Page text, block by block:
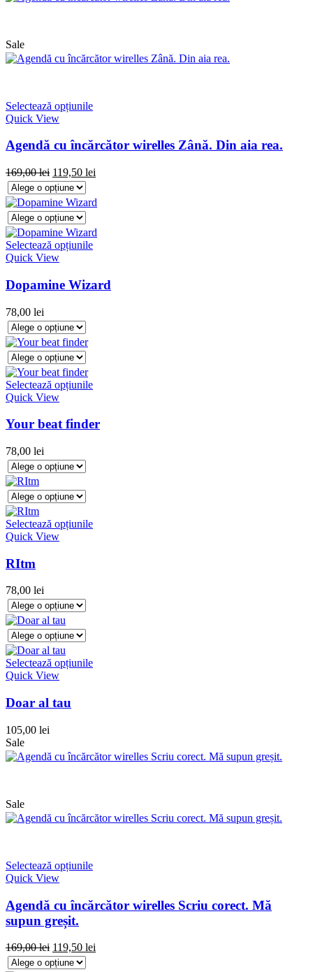
Sale
Selectează opțiunile
Quick View
Agendă cu încărcător wirelles Zână. Din aia rea.
169,00lei 119,50 lei
Selectează opțiunile
Quick View
Dopamine Wizard
78,00 lei
Selectează opțiunile
Quick View
Your beat finder
78,00 lei
Selectează opțiunile
Quick View
RItm
78,00 lei
Selectează opțiunile
Quick View
Doar al tau
105,00 lei
Sale
Sale
Selectează opțiunile
Quick View
Agendă cu încărcător wirelles Scriu corect. Mă
supun greșit.
169,00lei 119,50 lei